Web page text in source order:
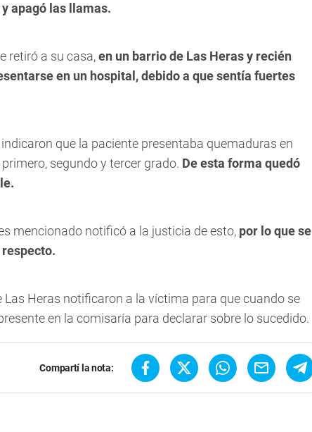
apagó las llamas.
retiró a su casa,en un barrio de Las Heras y recién
en un hospital, debido a que sentía fuertes
que la paciente presentaba quemaduras en
segundo y tercer grado. De esta forma quedó
mencionado notificó a la justicia de esto, por lo que se
Las Heras notificaron a la víctima para que cuando se
en la comisaría para declarar sobre lo sucedido.
Compartí la nota: